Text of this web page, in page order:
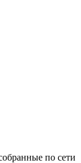
по сети